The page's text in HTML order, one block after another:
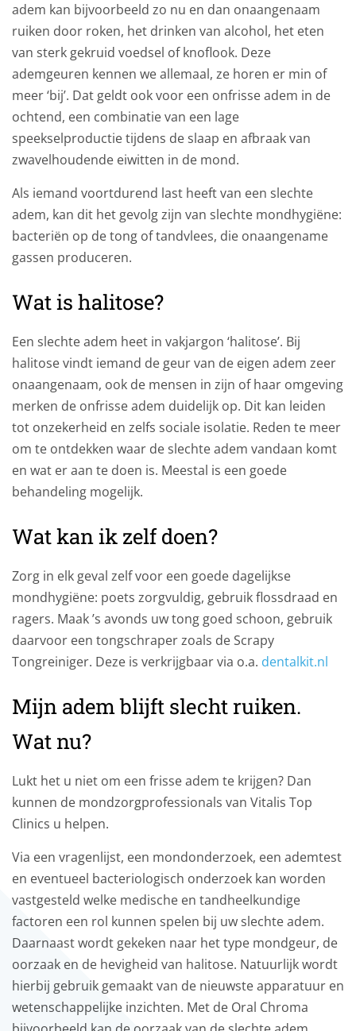
adem kan bijvoorbeeld zo nu en dan onaangenaam
ruiken door roken, het drinken van alcohol, het eten
van sterk gekruid voedsel of knoflook. Deze
ademgeuren kennen we allemaal, ze horen er min of
meer ‘bij’. Dat geldt ook voor een onfrisse adem in de
ochtend, een combinatie van een lage
speekselproductie tijdens de slaap en afbraak van
zwavelhoudende eiwitten in de mond.
Als iemand voortdurend last heeft van een slechte
adem, kan dit het gevolg zijn van slechte mondhygiëne:
bacteriën op de tong of tandvlees, die onaangename
gassen produceren.
Wat is halitose?
Een slechte adem heet in vakjargon ‘halitose’. Bij
halitose vindt iemand de geur van de eigen adem zeer
onaangenaam, ook de mensen in zijn of haar omgeving
merken de onfrisse adem duidelijk op. Dit kan leiden
tot onzekerheid en zelfs sociale isolatie. Reden te meer
om te ontdekken waar de slechte adem vandaan komt
en wat er aan te doen is. Meestal is een goede
behandeling mogelijk.
Wat kan ik zelf doen?
Zorg in elk geval zelf voor een goede dagelijkse
mondhygiëne: poets zorgvuldig, gebruik flossdraad en
ragers. Maak ’s avonds uw tong goed schoon, gebruik
daarvoor een tongschraper zoals de Scrapy
Tongreiniger. Deze is verkrijgbaar via o.a. dentalkit.nl
Mijn adem blijft slecht ruiken.
Wat nu?
Lukt het u niet om een frisse adem te krijgen? Dan
kunnen de mondzorgprofessionals van Vitalis Top
Clinics u helpen.
Via een vragenlijst, een mondonderzoek, een ademtest
en eventueel bacteriologisch onderzoek kan worden
vastgesteld welke medische en tandheelkundige
factoren een rol kunnen spelen bij uw slechte adem.
Daarnaast wordt gekeken naar het type mondgeur, de
oorzaak en de hevigheid van halitose. Natuurlijk wordt
hierbij gebruik gemaakt van de nieuwste apparatuur en
wetenschappelijke inzichten. Met de Oral Chroma